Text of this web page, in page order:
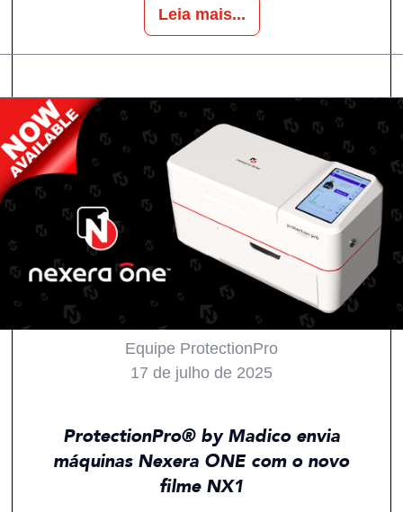
Leia mais...
Equipe ProtectionPro
17 de julho de 2025
ProtectionPro® by Madico envia
máquinas Nexera ONE com o novo
filme NX1